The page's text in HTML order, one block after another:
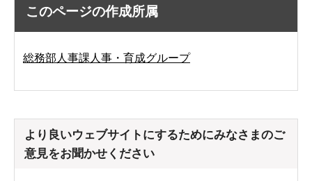
このページの作成所属
総務部人事課人事・育成グループ
より良いウェブサイトにするためにみなさまのご
意見をお聞かせください